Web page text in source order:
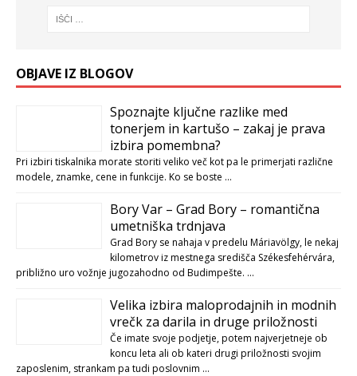
OBJAVE IZ BLOGOV
Spoznajte ključne razlike med
tonerjem in kartušo – zakaj je prava
izbira pomembna?
Pri izbiri tiskalnika morate storiti veliko več kot pa le primerjati različne
modele, znamke, cene in funkcije. Ko se boste …
Bory Var – Grad Bory – romantična
umetniška trdnjava
Grad Bory se nahaja v predelu Máriavölgy, le nekaj
kilometrov iz mestnega središča Székesfehérvára,
približno uro vožnje jugozahodno od Budimpešte. …
Velika izbira maloprodajnih in modnih
vrečk za darila in druge priložnosti
Če imate svoje podjetje, potem najverjetneje ob
koncu leta ali ob kateri drugi priložnosti svojim
zaposlenim, strankam pa tudi poslovnim …